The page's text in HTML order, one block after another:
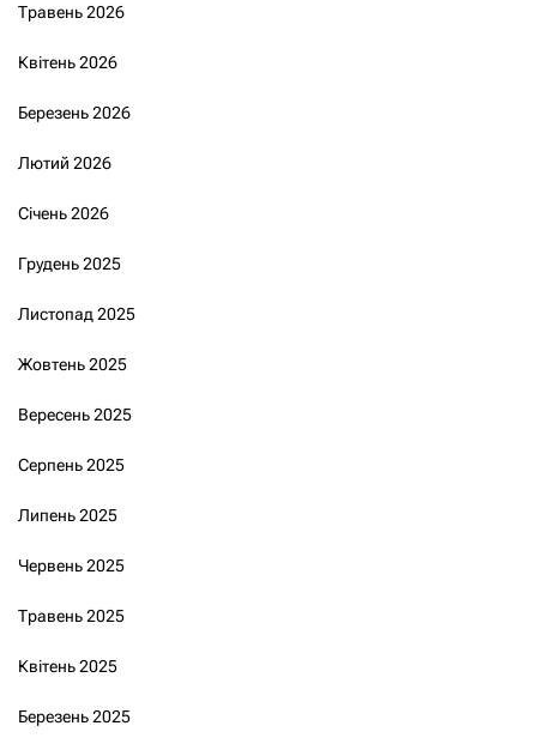
Травень 2026
Квітень 2026
Березень 2026
Лютий 2026
Січень 2026
Грудень 2025
Листопад 2025
Жовтень 2025
Вересень 2025
Серпень 2025
Липень 2025
Червень 2025
Травень 2025
Квітень 2025
Березень 2025